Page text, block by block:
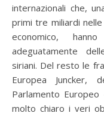
internazionali che,
primi tre miliardi
economico,
adeguatamente
siriani. Del resto le
Europea
Parlamento
molto chiaro i veri